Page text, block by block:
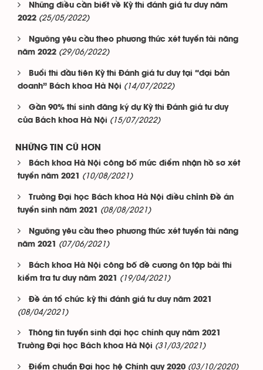
Những điều cần biết về Kỳ thi đánh giá tư duy năm
2022 (25/05/2022)
Ngưỡng yêu cầu theo phương thức xét tuyển tài năng
năm 2022 (29/06/2022)
Buổi thi đầu tiên Kỳ thi Đánh giá tư duy tại “đại bản
doanh” Bách khoa Hà Nội (14/07/2022)
Gần 90% thí sinh đăng ký dự Kỳ thi Đánh giá tư duy
của Bách khoa Hà Nội (15/07/2022)
NHỮNG TIN CŨ HƠN
Bách khoa Hà Nội công bố mức điểm nhận hồ sơ xét
tuyển năm 2021
(10/08/2021)
Trường Đại học Bách khoa Hà Nội điều chỉnh Đề án
tuyển sinh năm 2021
(08/08/2021)
Ngưỡng yêu cầu theo phương thức xét tuyển tài năng
năm 2021
(07/06/2021)
Bách khoa Hà Nội công bố đề cương ôn tập bài thi
kiểm tra tư duy năm 2021
(19/04/2021)
Đề án tổ chức kỳ thi đánh giá tư duy năm 2021
(08/04/2021)
Thông tin tuyển sinh đại học chính quy năm 2021
Trường Đại học Bách khoa Hà Nội (31/03/2021)
Điểm chuẩn Đại học hệ Chính quy 2020 (03/10/2020)